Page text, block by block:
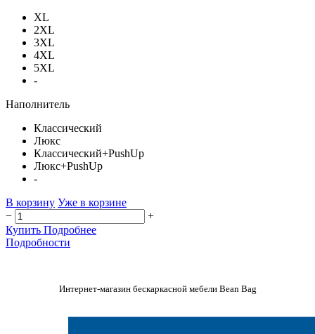
XL
2XL
3XL
4XL
5XL
-
Наполнитель
Классический
Люкс
Классический+PushUp
Люкс+PushUp
-
В корзину Уже в корзине
−
+
Купить Подробнее
Подробности
Интернет-магазин бескаркасной мебели Bean Bag